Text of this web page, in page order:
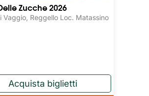
Zucche 2026
Vaggio, Reggello Loc. Matassino